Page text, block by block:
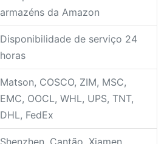
armazéns da Amazon
Disponibilidade de serviço 24
horas
Matson, COSCO, ZIM, MSC,
EMC, OOCL, WHL, UPS, TNT,
DHL, FedEx
Shenzhen, Cantão, Xiamen,